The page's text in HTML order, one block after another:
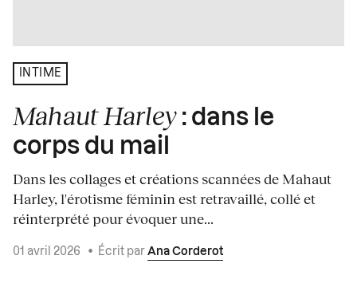
INTIME
Mahaut Harley : dans le
corps du mail
Dans les collages et créations scannées de Mahaut
Harley, l'érotisme féminin est retravaillé, collé et
réinterprété pour évoquer une...
01 avril 2026 • Écrit par Ana Corderot